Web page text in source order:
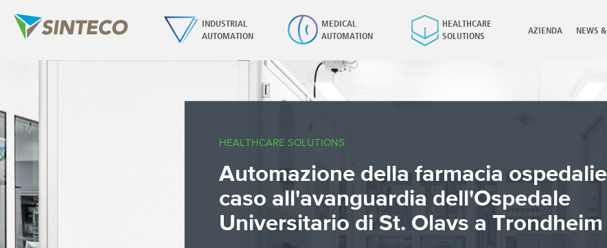
INDUSTRIAL
AUTOMATION
MEDICAL
AUTOMATION
HEALTHCARE
SOLUTIONS
AZIENDA NEWS &
HEALTHCARE SOLUTIONS
Automazione della farmacia
caso all'avanguardia dell'Ospedale
Universitario di St. Olavs a Trondheim